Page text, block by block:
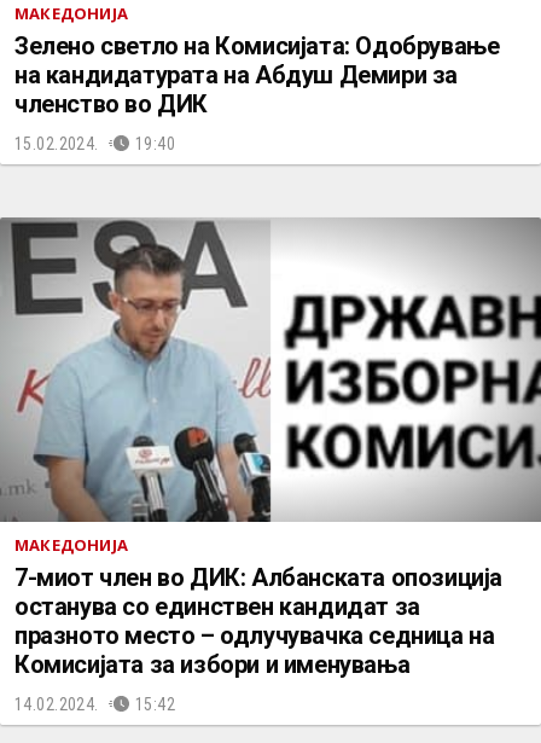
МАКЕДОНИЈА
Зелено светло на Комисијата: Одобрување
на кандидатурата на Абдуш Демири за
членство во ДИК
15.02.2024. 19:40
МАКЕДОНИЈА
7-миот член во ДИК: Албанската опозиција
останува со единствен кандидат за
празното место – одлучувачка седница на
Комисијата за избори и именувања
14.02.2024. 15:42